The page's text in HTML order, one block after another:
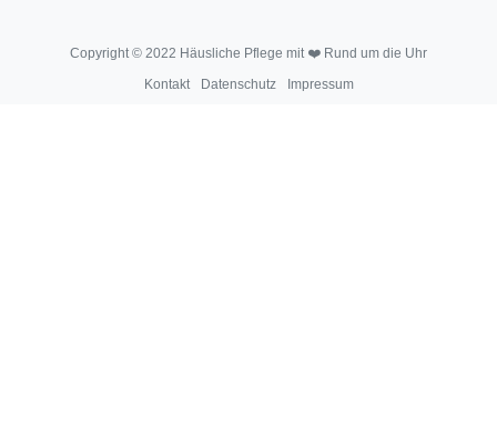
Copyright © 2022 Häusliche Pflege mit ❤️ Rund um die Uhr
Kontakt
Datenschutz Impressum